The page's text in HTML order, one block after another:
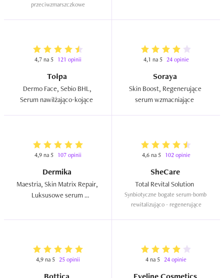
przeciwzmarszczkowe
4,7 na 5 121 opinii
Tołpa
Dermo Face, Sebio BHL,
4,1 na 5 24 opinie
Soraya
Skin Boost, Regenerujące
4,9 na 5 107 opinii
Dermika
Maestria, Skin Matrix Repair,
Luksusowe serum
4,6 na 5 102 opinie
SheCare
Synbiotyczne bogate serum-bomb
rewitalizująco - regenerujące
4,9 na 5 25 opinii 4 na 5 24 opinie